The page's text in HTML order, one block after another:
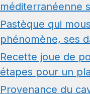
méditerranéenne
Pastèque qui
phénomène, ses
Recette joue de
étapes pour un
Provenance du